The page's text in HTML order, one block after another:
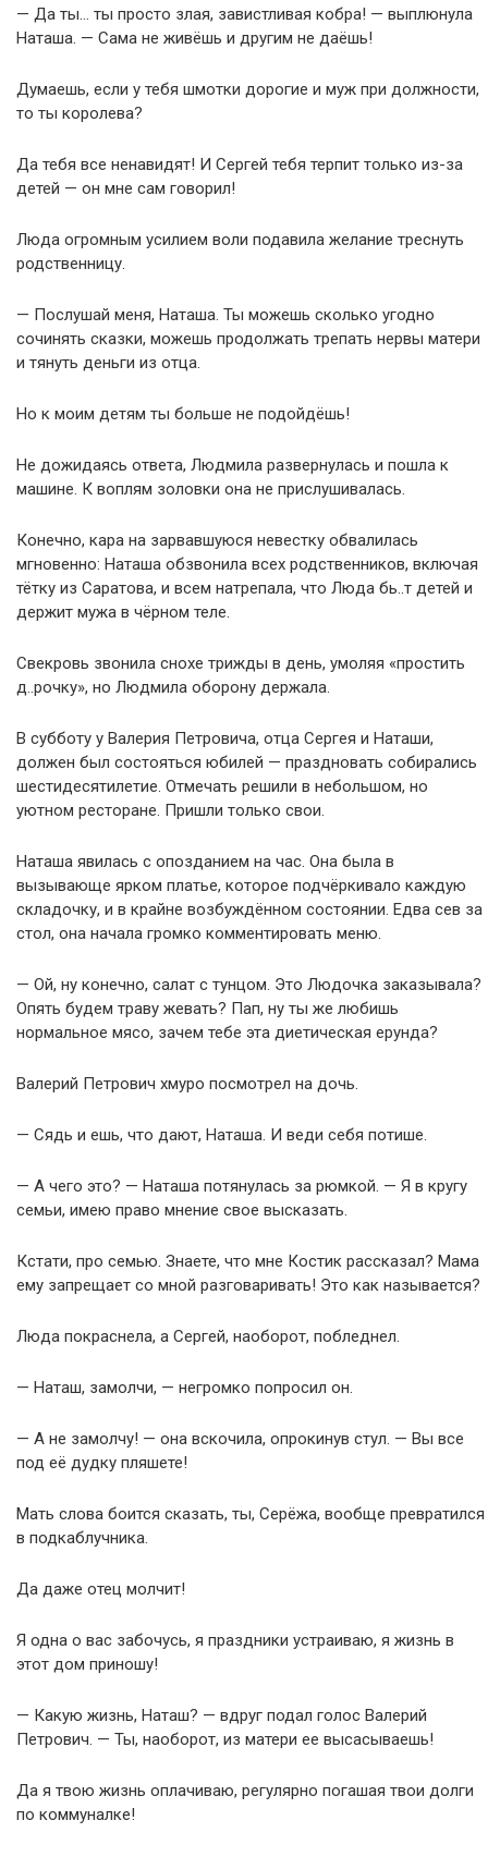
— Да ты… ты просто злая, завистливая кобра! — выплюнула
Наташа. — Сама не живёшь и другим не даёшь!
Думаешь, если у тебя шмотки дорогие и муж при должности,
то ты королева?
Да тебя все ненавидят! И Сергей тебя терпит только из-за
детей — он мне сам говорил!
Люда огромным усилием воли подавила желание треснуть
родственницу.
— Послушай меня, Наташа. Ты можешь сколько угодно
сочинять сказки, можешь продолжать трепать нервы матери
и тянуть деньги из отца.
Но к моим детям ты больше не подойдёшь!
Не дожидаясь ответа, Людмила развернулась и пошла к
машине. К воплям золовки она не прислушивалась.
Конечно, кара на зарвавшуюся невестку обвалилась
мгновенно: Наташа обзвонила всех родственников, включая
тётку из Саратова, и всем натрепала, что Люда бь..т детей и
держит мужа в чёрном теле.
Свекровь звонила снохе трижды в день, умоляя «простить
д..рочку», но Людмила оборону держала.
В субботу у Валерия Петровича, отца Сергея и Наташи,
должен был состояться юбилей — праздновать собирались
шестидесятилетие. Отмечать решили в небольшом, но
уютном ресторане. Пришли только свои.
Наташа явилась с опозданием на час. Она была в
вызывающе ярком платье, которое подчёркивало каждую
складочку, и в крайне возбуждённом состоянии. Едва сев за
стол, она начала громко комментировать меню.
— Ой, ну конечно, салат с тунцом. Это Людочка заказывала?
Опять будем траву жевать? Пап, ну ты же любишь
нормальное мясо, зачем тебе эта диетическая ерунда?
Валерий Петрович хмуро посмотрел на дочь.
— Сядь и ешь, что дают, Наташа. И веди себя потише.
— А чего это? — Наташа потянулась за рюмкой. — Я в кругу
семьи, имею право мнение свое высказать.
Кстати, про семью. Знаете, что мне Костик рассказал? Мама
ему запрещает со мной разговаривать! Это как называется?
Люда покраснела, а Сергей, наоборот, побледнел.
— Наташ, замолчи, — негромко попросил он.
— А не замолчу! — она вскочила, опрокинув стул. — Вы все
под её дудку пляшете!
Мать слова боится сказать, ты, Серёжа, вообще превратился
в подкаблучника.
Да даже отец молчит!
Я одна о вас забочусь, я праздники устраиваю, я жизнь в
этот дом приношу!
— Какую жизнь, Наташ? — вдруг подал голос Валерий
Петрович. — Ты, наоборот, из матери ее высасываешь!
Да я твою жизнь оплачиваю, регулярно погашая твои долги
по коммуналке!